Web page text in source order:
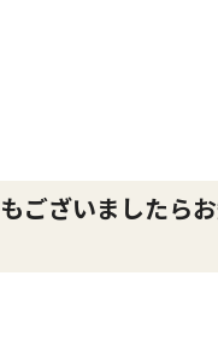
ございましたら